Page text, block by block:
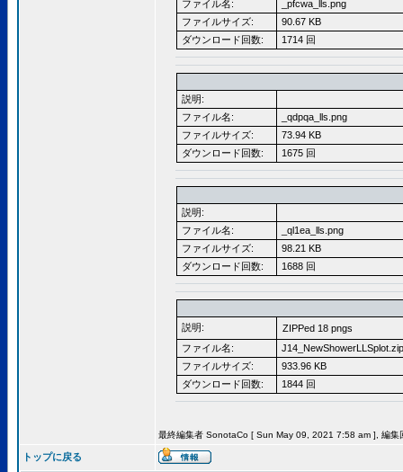
ファイル名:
_pfcwa_lls.png
ファイルサイズ:
90.67 KB
ダウンロード回数:
1714 回
説明:
ファイル名:
_qdpqa_lls.png
ファイルサイズ:
73.94 KB
ダウンロード回数:
1675 回
説明:
ファイル名:
_ql1ea_lls.png
ファイルサイズ:
98.21 KB
ダウンロード回数:
1688 回
説明:
ZIPPed 18 pngs
ファイル名:
J14_NewShowerLLSplot.zip
ファイルサイズ:
933.96 KB
ダウンロード回数:
1844 回
最終編集者 SonotaCo [ Sun May 09, 2021 7:58 am ], 編集
トップに戻る